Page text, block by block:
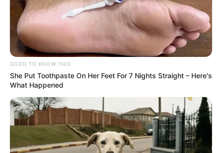
GOOD TO KNOW THIS
She Put Toothpaste On Her Feet For 7 Nights Straight – Here's
What Happened